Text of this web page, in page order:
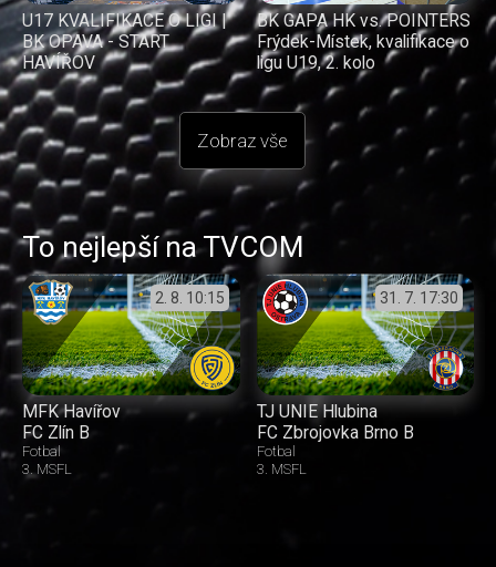
U17 KVALIFIKACE O LIGI |
BK OPAVA - START
HAVÍŘOV
BK GAPA HK vs. POINTERS
Frýdek-Místek, kvalifikace o
ligu U19, 2. kolo
Zobraz vše
To nejlepší na TVCOM
2. 8. 10:15
MFK Havířov
FC Zlín B
Fotbal
3. MSFL
31. 7. 17:30
TJ UNIE Hlubina
FC Zbrojovka Brno B
Fotbal
3. MSFL